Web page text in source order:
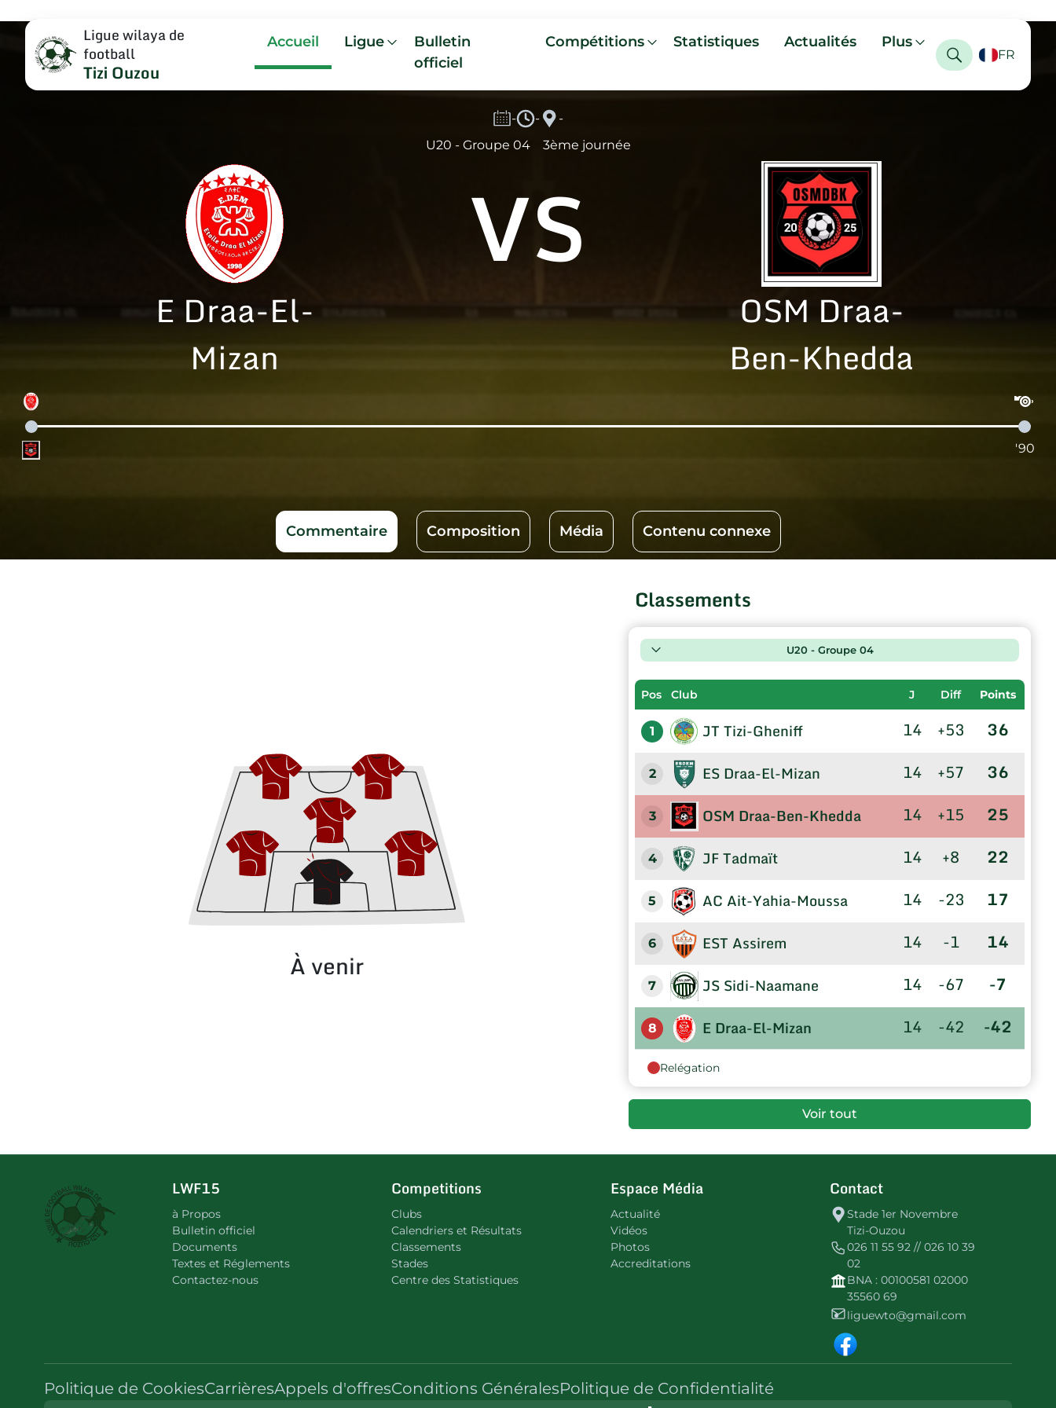
Ligue wilaya de
football
Tizi Ouzou
Accueil Ligue
Bulletin
officiel
Compétitions Statistiques Actualités Plus
FR
- -
-
U20 - Groupe 04
3ème journée
E Draa-El-
Mizan
VS
OSM Draa-
Ben-Khedda
'90
Commentaire Composition Média Contenu connexe
À venir
Classements
U20 - Groupe 04
Pos Club J Diff Points
1 JT Tizi-Gheniff 14 +53 36
2 ES Draa-El-Mizan 14 +57 36
3 OSM Draa-Ben-Khedda 14 +15 25
4 JF Tadmaït 14 +8 22
5 AC Ait-Yahia-Moussa 14 -23 17
6 EST Assirem 14 -1 14
7 JS Sidi-Naamane 14 -67 -7
8 E Draa-El-Mizan 14 -42 -42
Relégation
Voir tout
LWF15
à Propos
Bulletin officiel
Documents
Textes et Réglements
Contactez-nous
Competitions
Clubs
Calendriers et Résultats
Classements
Stades
Centre des Statistiques
Espace Média
Actualité
Vidéos
Photos
Accreditations
Contact
Stade 1er Novembre
Tizi-Ouzou
026 11 55 92 // 026 10 39
02
BNA : 00100581 02000
35560 69
liguewto@gmail.com
Politique de CookiesCarrièresAppels d'offresConditions GénéralesPolitique de Confidentialité